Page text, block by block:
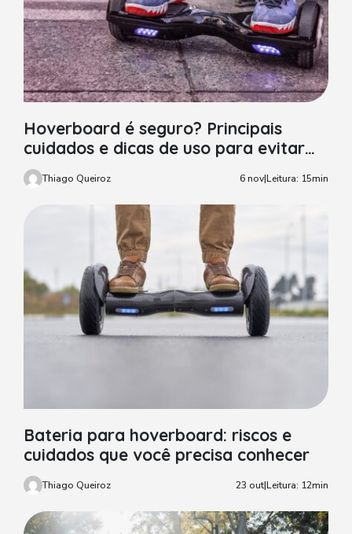
Hoverboard é seguro? Principais
cuidados e dicas de uso para evitar
acidentes
Thiago Queiroz 6 nov|Leitura: 15min
Bateria para hoverboard: riscos e
cuidados que você precisa conhecer
Thiago Queiroz 23 out|Leitura: 12min